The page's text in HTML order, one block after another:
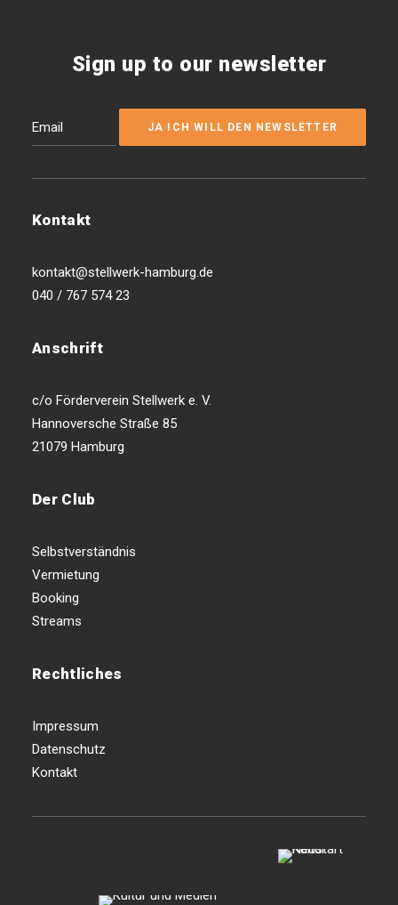
Sign up to our newsletter
Kontakt
kontakt@stellwerk-hamburg.de
040 / 767 574 23
Anschrift
c/o Förderverein Stellwerk e. V.
Hannoversche Straße 85
21079 Hamburg
Der Club
Selbstverständnis
Vermietung
Booking
Streams
Rechtliches
Impressum
Datenschutz
Kontakt